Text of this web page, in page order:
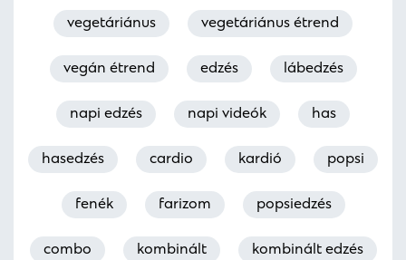
vegetáriánus vegetáriánus étrend
vegán étrend edzés lábedzés
napi edzés napi videók has
hasedzés cardio kardió popsi
fenék farizom popsiedzés
combo kombinált kombinált edzés